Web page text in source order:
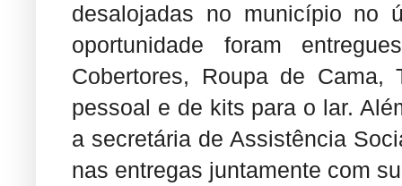
desalojadas no município no
oportunidade foram
Cobertores, Roupa de Cama,
pessoal e de kits para o lar.
a secretária de Assistência
nas entregas juntamente com